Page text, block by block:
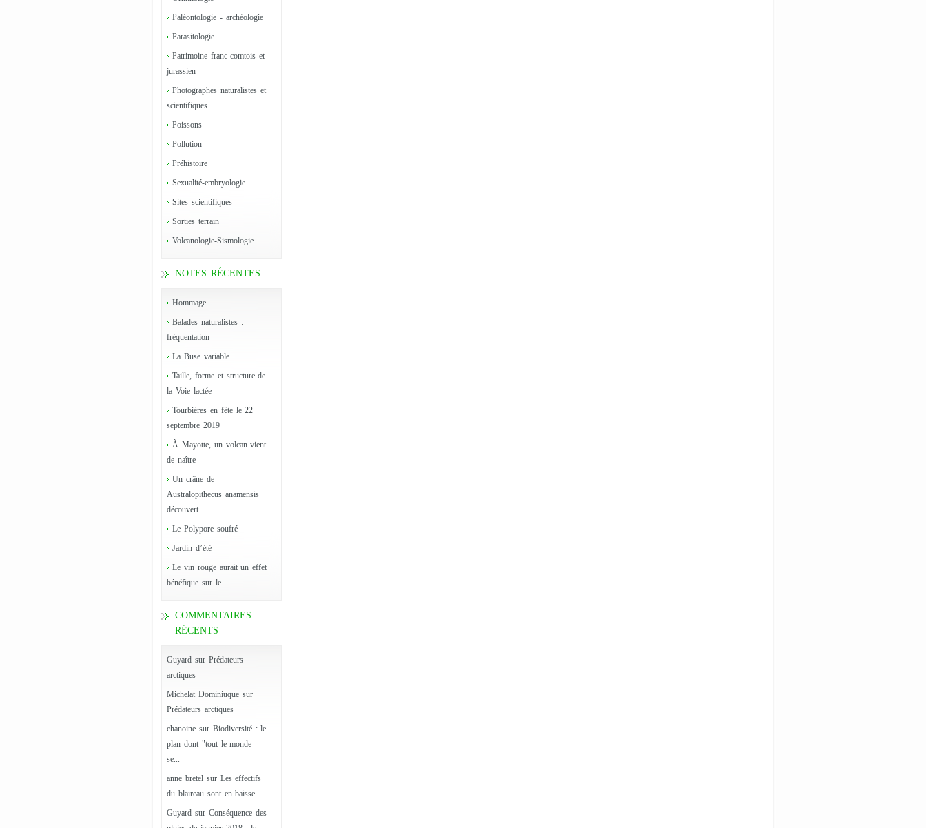
Paléontologie - archéologie
Parasitologie
Patrimoine franc-comtois et
jurassien
Photographes naturalistes et
scientifiques
Poissons
Pollution
Préhistoire
Sexualité-embryologie
Sites scientifiques
Sorties terrain
Volcanologie-Sismologie
NOTES RÉCENTES
Hommage
Balades naturalistes :
fréquentation
La Buse variable
Taille, forme et structure de
la Voie lactée
Tourbières en fête le 22
septembre 2019
À Mayotte, un volcan vient
de naître
Un crâne de
Australopithecus anamensis
découvert
Le Polypore soufré
Jardin d’été
Le vin rouge aurait un effet
bénéfique sur le...
COMMENTAIRES
RÉCENTS
Guyard sur Prédateurs
arctiques
Michelat Dominiuquesur
Prédateurs arctiques
chanoine sur Biodiversité : le
plan dont "tout le monde
se...
anne bretelsur Les effectifs
du blaireau sont en baisse
Guyard sur Conséquence des